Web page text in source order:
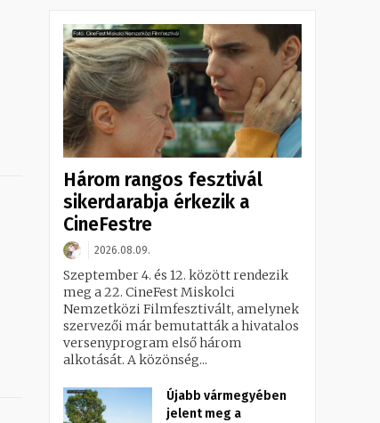
Három rangos fesztivál
sikerdarabja érkezik a
CineFestre
2026.08.09.
Szeptember 4. és 12. között rendezik
meg a 22. CineFest Miskolci
Nemzetközi Filmfesztivált, amelynek
szervezői már bemutatták a hivatalos
versenyprogram első három
alkotását. A közönség...
Újabb vármegyében
jelent meg a